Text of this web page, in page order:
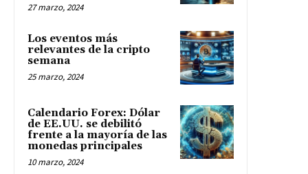
27 marzo, 2024
Los eventos más
relevantes de la cripto
semana
25 marzo, 2024
Calendario Forex: Dólar
de EE.UU. se debilitó
frente a la mayoría de las
monedas principales
10 marzo, 2024